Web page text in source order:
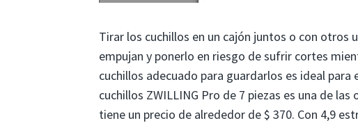
Tirar los cuchillos en un cajón juntos o con otros
empujan y ponerlo en riesgo de sufrir cortes
cuchillos adecuado para guardarlos es ideal
cuchillos ZWILLING Pro de 7 piezas es una de
tiene un precio de alrededor de $ 370. Con 4,9